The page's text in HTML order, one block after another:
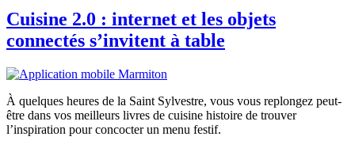
Cuisine 2.0 : internet et les objets
connectés s’invitent à table
À quelques heures de la Saint Sylvestre, vous vous replongez peut-
être dans vos meilleurs livres de cuisine histoire de trouver
l’inspiration pour concocter un menu festif.